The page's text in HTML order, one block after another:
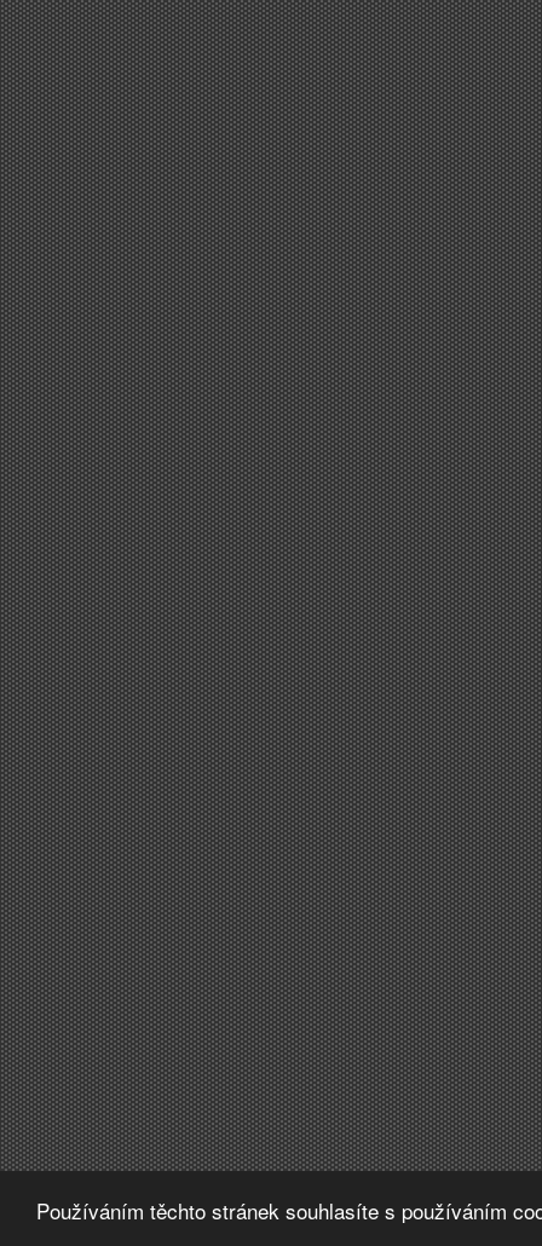
Používáním těchto stránek souhlasíte s používáním